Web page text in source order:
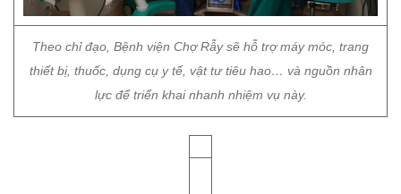
Theo chỉ đạo, Bệnh viện Chợ Rẫy sẽ hỗ trợ máy móc, trang
thiết bị, thuốc, dụng cụ y tế, vật tư tiêu hao… và nguồn nhân
lực để triển khai nhanh nhiệm vụ này.